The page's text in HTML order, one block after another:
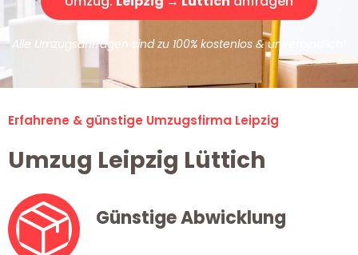
Alle Umzugsanfragen sind zu 100% kostenlos & unverbindlich!
Erfahrene & günstige Umzugsfirma Leipzig
Umzug Leipzig Lüttich
Günstige Abwicklung